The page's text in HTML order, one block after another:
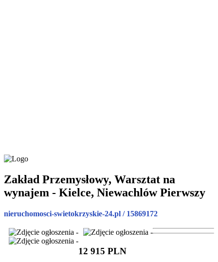
Zakład Przemysłowy, Warsztat na
wynajem - Kielce, Niewachlów Pierwszy
nieruchomosci-swietokrzyskie-24.pl / 15869172
12 915 PLN